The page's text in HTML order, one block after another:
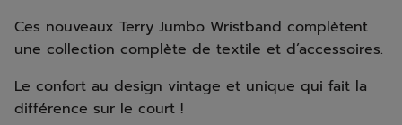
Ces nouveaux Terry Jumbo Wristband complètent
une collection complète de textile et d’accessoires.
Le confort au design vintage et unique qui fait la
différence sur le court !